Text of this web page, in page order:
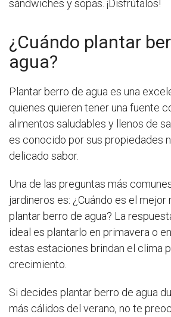
sándwiches y sopas. ¡Disfrútalos!
¿Cuándo plantar
agua?
Plantar berro de agua es una
quienes quieren tener una fuente
alimentos saludables y llenos de
es conocido por sus propiedades
delicado sabor.
Una de las preguntas más
jardineros es: ¿Cuándo es el mejor
plantar berro de agua? La
ideal es plantarlo en primavera o
estas estaciones brindan el clima
crecimiento.
Si decides plantar berro de agua
más cálidos del verano, no te